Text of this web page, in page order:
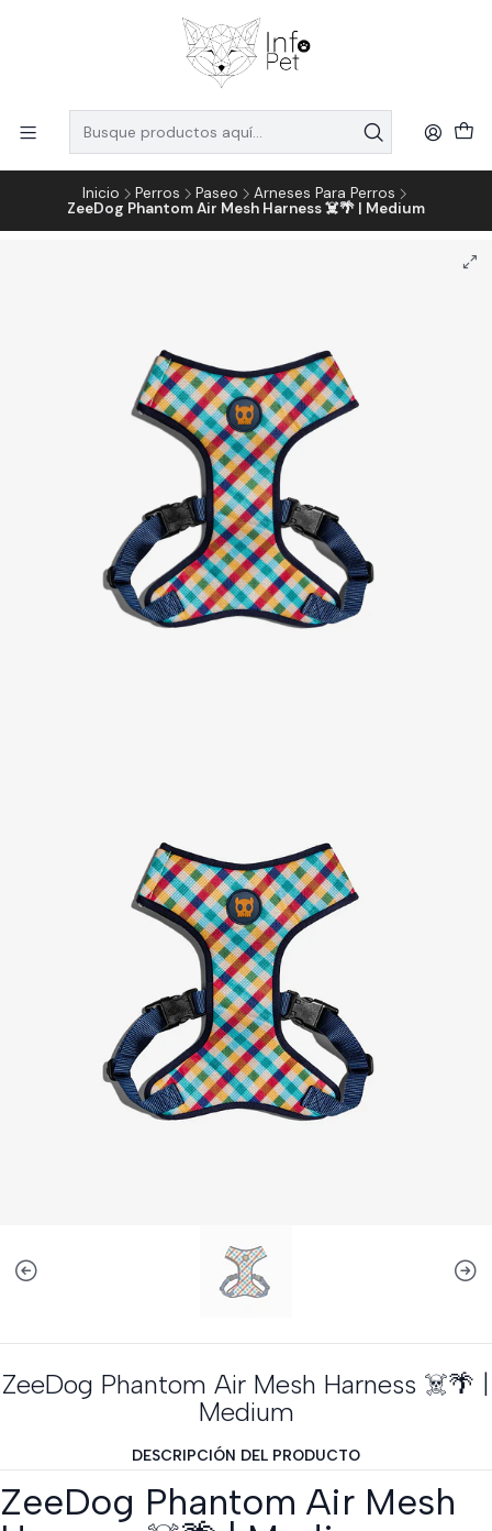
Inicio Perros Paseo
Arneses Para Perros
ZeeDog Phantom Air Mesh Harness ☠️🌴 | Medium
ZeeDog Phantom Air Mesh Harness ☠️🌴 |
Medium
DESCRIPCIÓN DEL PRODUCTO
ZeeDog Phantom Air Mesh